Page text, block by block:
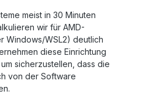
meist in 30 Minuten
wir für AMD-
Windows/WSL2) deutlich
diese Einrichtung
sicherzustellen, dass die
von der Software